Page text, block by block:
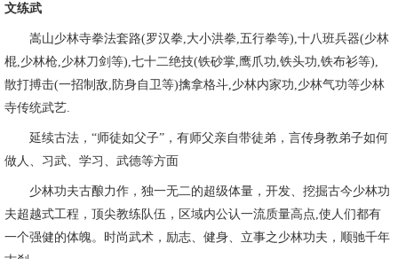
文练武
嵩山少林寺拳法套路(罗汉拳,大小洪拳,五行拳等),十八班兵器(少林
棍,少林枪,少林刀剑等),七十二绝技(铁砂掌,鹰爪功,铁头功,铁布衫等),
散打搏击(一招制敌,防身自卫等)擒拿格斗,少林内家功,少林气功等少林
寺传统武艺.
延续古法，“师徒如父子”，有师父亲自带徒弟，言传身教弟子如何
做人、习武、学习、武德等方面
少林功夫古酿力作，独一无二的超级体量，开发、挖掘古今少林功
夫超越式工程，顶尖教练队伍，区域内公认一流质量高点,使人们都有
一个强健的体魄。时尚武术，励志、健身、立事之少林功夫，顺驰千年